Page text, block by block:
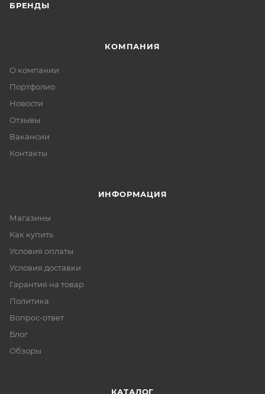
БРЕНДЫ
КОМПАНИЯ
О компании
Портфолио
Новости
Отзывы
Вакансии
Контакты
ИНФОРМАЦИЯ
Магазины
Как купить
Условия оплаты
Условия доставки
Гарантия на товар
Политика
Вопрос-ответ
Блог
Обзоры
КАТАЛОГ